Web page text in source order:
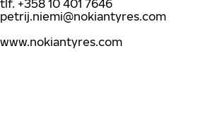
tlf. +358 10 401 7646
petrij.niemi@nokiantyres.com
www.nokiantyres.com